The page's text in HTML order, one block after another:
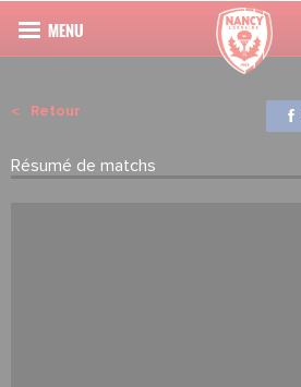
Retour
Résumé de matchs